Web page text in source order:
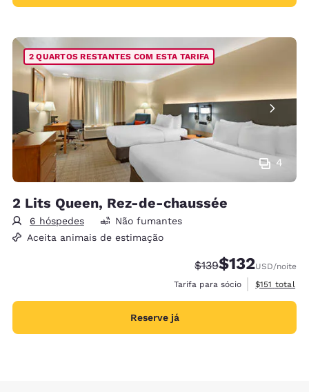
4
2 QUARTOS RESTANTES COM ESTA TARIFA
2 Lits Queen, Rez-de-chaussée
6 hóspedes
Não fumantes
Aceita animais de estimação
Tarifa anterior
$139Tarifa com
$132USD/noite
Tarifa para sócio
Exibir
$151 total
Reserve já